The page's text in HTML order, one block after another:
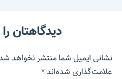
دیدگاهتان
نشانی ایمیل شما منتشر نخواهد
علامت‌گذاری شده‌اند*